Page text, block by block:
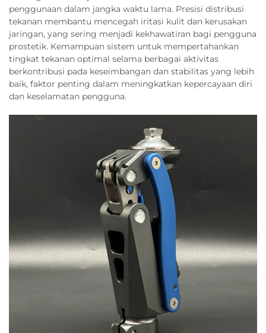
penggunaan dalam jangka waktu lama. Presisi distribusi
tekanan membantu mencegah iritasi kulit dan kerusakan
jaringan, yang sering menjadi kekhawatiran bagi pengguna
prostetik. Kemampuan sistem untuk mempertahankan
tingkat tekanan optimal selama berbagai aktivitas
berkontribusi pada keseimbangan dan stabilitas yang lebih
baik, faktor penting dalam meningkatkan kepercayaan diri
dan keselamatan pengguna.